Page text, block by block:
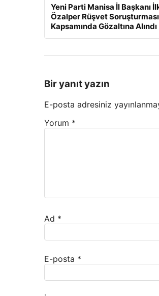
Yeni Parti Manisa İl Başkanı
Özalper Rüşvet Soruşturması
Kapsamında Gözaltına Alındı
Bir yanıt yazın
E-posta adresiniz
Yorum *
Ad *
E-posta *